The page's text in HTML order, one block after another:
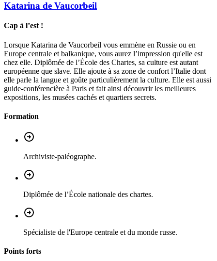
Katarina de Vaucorbeil
Cap à l’est !
Lorsque Katarina de Vaucorbeil vous emmène en Russie ou en
Europe centrale et balkanique, vous aurez l’impression qu'elle est
chez elle. Diplômée de l’École des Chartes, sa culture est autant
européenne que slave. Elle ajoute à sa zone de confort l’Italie dont
elle parle la langue et goûte particulièrement la culture. Elle est aussi
guide-conférencière à Paris et fait ainsi découvrir les meilleures
expositions, les musées cachés et quartiers secrets.
Formation
Archiviste-paléographe.
Diplômée de l’École nationale des chartes.
Spécialiste de l'Europe centrale et du monde russe.
Points forts